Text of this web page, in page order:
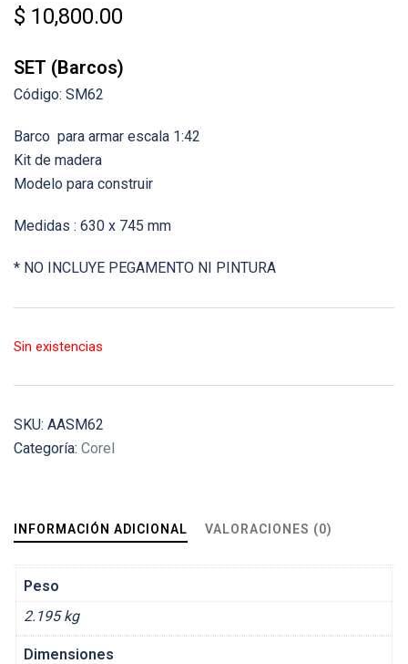
$ 10,800.00
SET (Barcos)
Código: SM62
Barco para armar escala 1:42
Kit de madera
Modelo para construir
Medidas : 630 x 745 mm
* NO INCLUYE PEGAMENTO NI PINTURA
Sin existencias
SKU: AASM62
Categoría: Corel
INFORMACIÓN ADICIONAL VALORACIONES (0)
Peso
2.195 kg
Dimensiones